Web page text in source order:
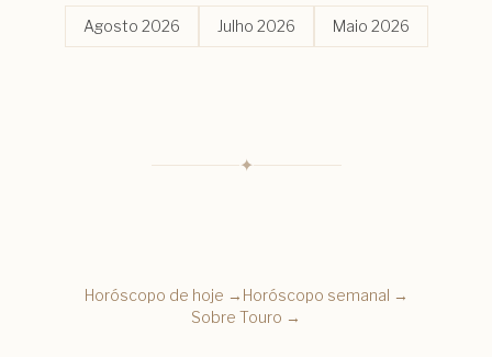
Agosto 2026 Julho 2026 Maio 2026
✦
Horóscopo de hoje → Horóscopo semanal →
Sobre Touro →